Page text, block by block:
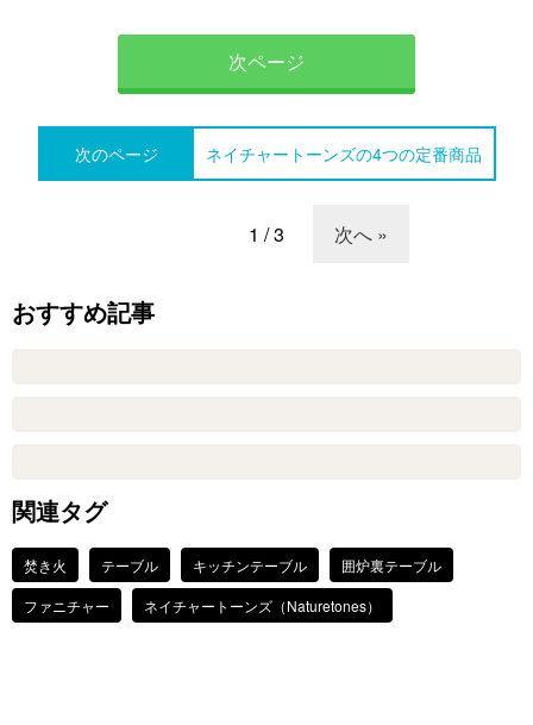
次ページ
次のページ ネイチャートーンズの4つの定番商品
次へ »
1 / 3
おすすめ記事
関連タグ
焚き火 テーブル キッチンテーブル
囲炉裏テーブル
ファニチャー
ネイチャートーンズ（Naturetones）